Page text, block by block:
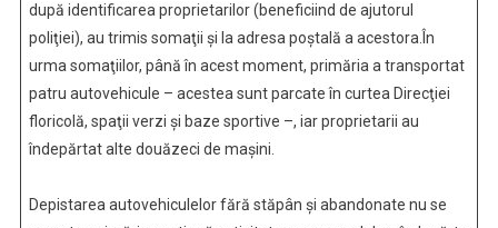
după identificarea proprietarilor (beneficiind de ajutorul
poliţiei), au trimis somaţii şi la adresa poştală a acestora.În
urma somaţiilor, până în acest moment, primăria a transportat
patru autovehicule – acestea sunt parcate în curtea Direcţiei
floricolă, spaţii verzi şi baze sportive –, iar proprietarii au
îndepărtat alte douăzeci de maşini.
Depistarea autovehiculelor fără stăpân şi abandonate nu se